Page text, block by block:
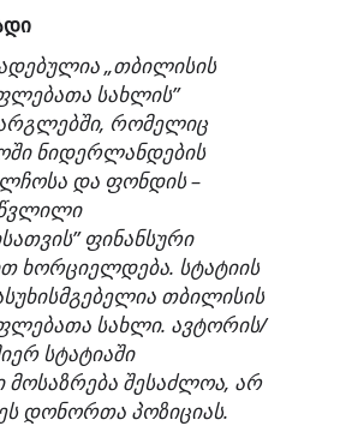
„თბილისის
სახლის”
რომელიც
ნიდერლანდების
და ფონდის –
ფინანსური
ხორციელდება. სტატიის
თბილისის
სახლი. ავტორის/
სტატიაში
შესაძლოა, არ
დონორთა პოზიციას.